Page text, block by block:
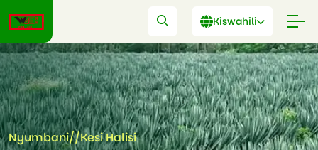
Kiswahili
Nyumbani//Kesi Halisi